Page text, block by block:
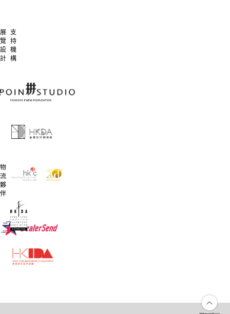
Jason
Lee
Multi-
layers
Contrast
Denim
Suit
Jacket
CELINE
KWAN
Dress
with
Inflatable
Hat
CHET
展
覽
設
計
物
流
夥
伴
支
持
機
構